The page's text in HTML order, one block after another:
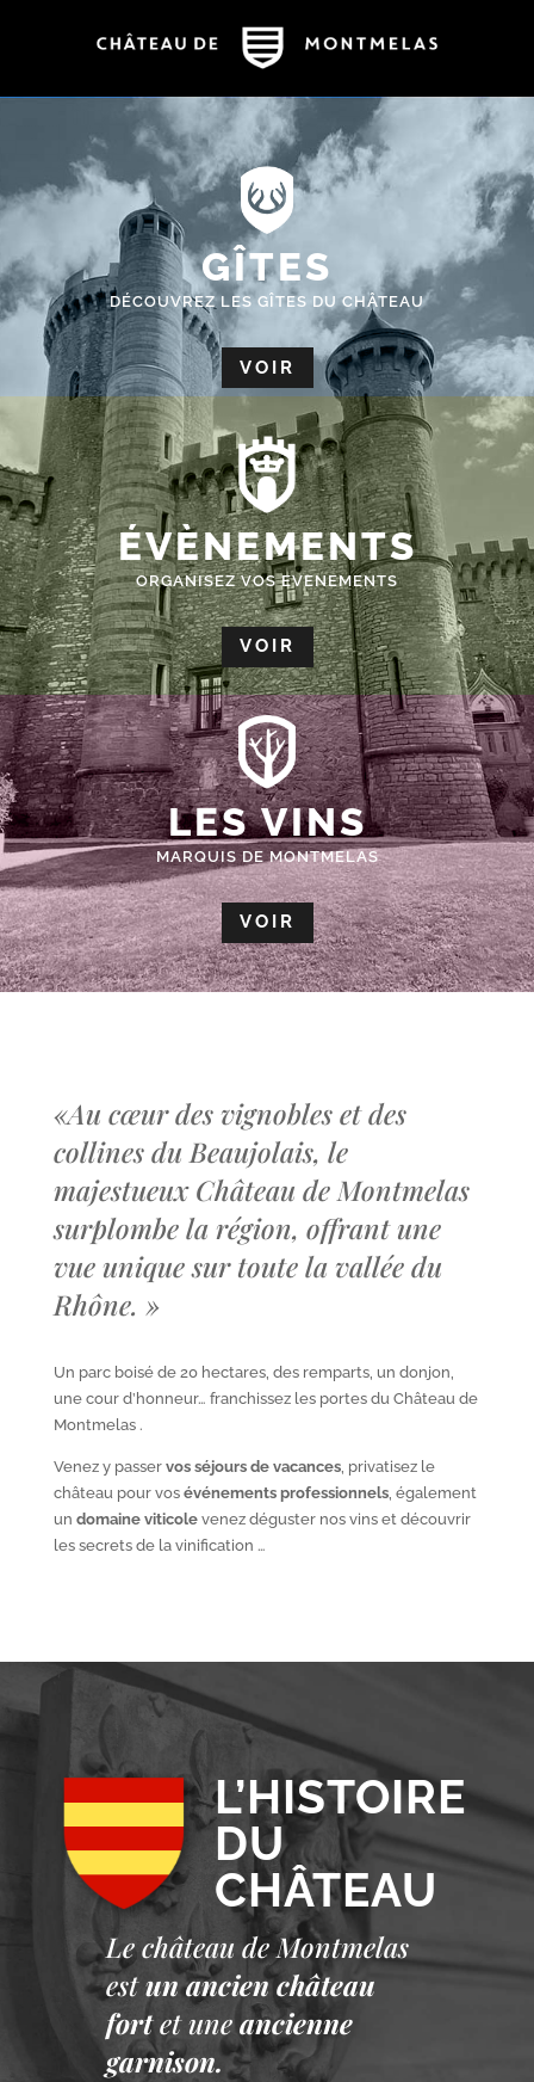
GÎTES
DÉCOUVREZ LES GÎTES DU CHÂTEAU
VOIR
ÉVÈNEMENTS
ORGANISEZ VOS EVENEMENTS
VOIR
LES VINS
MARQUIS DE MONTMELAS
VOIR
«Au cœur des vignobles et des
collines du Beaujolais, le
majestueux Château de Montmelas
surplombe la région, offrant une
vue unique sur toute la vallée du
Rhône. »
Un parc boisé de 20 hectares, des remparts, un donjon,
une cour d’honneur… franchissez les portes du Château de
Montmelas .
Venez y passer vos séjours de vacances, privatisez le
château pour vos événements professionnels, également
un domaine viticolevenez déguster nos vins et découvrir
les secrets de la vinification …
L’HISTOIRE
DU
CHÂTEAU
Le château de Montmelas
est un ancien château
fort et une ancienne
garnison.